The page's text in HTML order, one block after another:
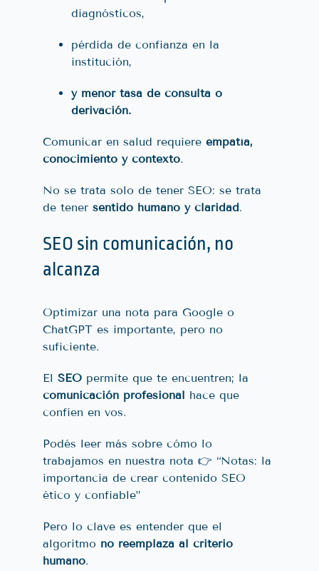
diagnósticos,
pérdida de confianza en la
institución,
y menor tasa de consulta o
derivación.
Comunicar en salud requiere empatía,
conocimiento y contexto.
No se trata solo de tener SEO: se trata
de tener sentido humano y claridad.
SEO sin comunicación, no
alcanza
Optimizar una nota para Google o
ChatGPT es importante, pero no
suficiente.
El SEO permite que te encuentren; la
comunicación profesional hace que
confíen en vos.
Podés leer más sobre cómo lo
trabajamos en nuestra nota 👉 “Notas: la
importancia de crear contenido SEO
ético y confiable”
Pero lo clave es entender que el
algoritmo no reemplaza al criterio
humano.